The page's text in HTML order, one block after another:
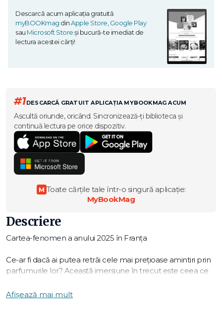
Descarcă acum aplicația gratuită
myBOOKmag dinApple Store,Google Play
sau Microsoft Storeși bucură-te imediat de
lectura acestei cărți!
#1DESCARCĂ GRATUIT APLICAȚIA MYBOOKMAG ACUM
Ascultă oriunde, oricând. Sincronizează-ți biblioteca și
continuă lectura pe orice dispozitiv.
M Toate cărțile tale într-o singură aplicație:
MyBookMag
Descriere
Cartea-fenomen a anului 2025 în Franța
Ce-ar fi dacă ai putea retrăi cele mai prețioase amintiri prin
parfumurile lor? Această imersiune în trecut este ceea ce
SVM, o substanță psihotropă. Dar, pe măsură ce rețelele
Afișează mai mult